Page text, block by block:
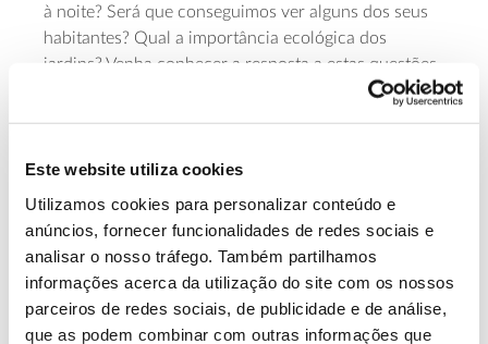
Este website utiliza cookies
Utilizamos cookies para personalizar conteúdo e
anúncios, fornecer funcionalidades de redes sociais e
analisar o nosso tráfego. Também partilhamos
informações acerca da utilização do site com os nossos
parceiros de redes sociais, de publicidade e de análise,
que as podem combinar com outras informações que
à noite? Será que conseguimos ver alguns dos seus
habitantes? Qual a importância ecológica dos
jardins? Venha conhecer a resposta a estas questões
nesta iniciativa do Jardim Botânico de Lisboa, com
Saiba mais sobre esta visita
13.07.2026
Genoma do priolo e de outras espécies em risco: